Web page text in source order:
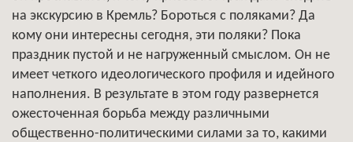
на экскурсию в Кремль? Бороться с поляками? Да
кому они интересны сегодня, эти поляки? Пока
праздник пустой и не нагруженный смыслом. Он не
имеет четкого идеологического профиля и идейного
наполнения. В результате в этом году развернется
ожесточенная борьба между различными
общественно-политическими силами за то, какими